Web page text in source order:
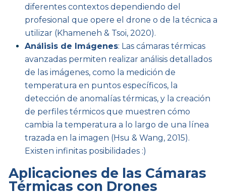
diferentes contextos dependiendo del
profesional que opere el drone o de la técnica a
utilizar (Khameneh & Tsoi, 2020).
Análisis de Imágenes: Las cámaras térmicas
avanzadas permiten realizar análisis detallados
de las imágenes, como la medición de
temperatura en puntos específicos, la
detección de anomalías térmicas, y la creación
de perfiles térmicos que muestren cómo
cambia la temperatura a lo largo de una línea
trazada en la imagen (Hsu & Wang, 2015).
Existen infinitas posibilidades :)
Aplicaciones de las Cámaras
Térmicas con Drones